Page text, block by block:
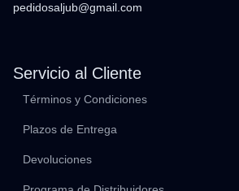
pedidosaljub@gmail.com
Servicio al Cliente
Términos y Condiciones
Plazos de Entrega
Devoluciones